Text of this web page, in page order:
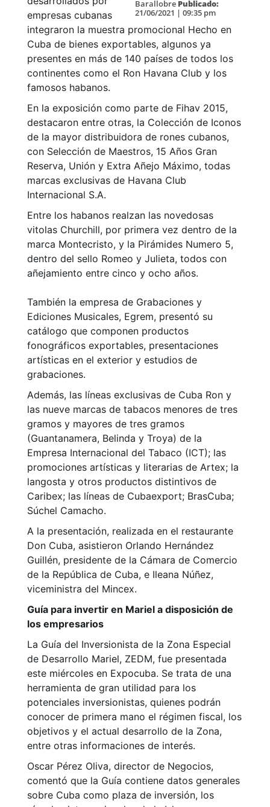
Barallobre Publicado:
21/06/2021 | 09:35 pm
empresas cubanas
integraron la muestra promocional Hecho en
Cuba de bienes exportables, algunos ya
presentes en más de 140 países de todos los
continentes como el Ron Havana Club y los
famosos habanos.
En la exposición como parte de Fihav 2015,
destacaron entre otras, la Colección de Iconos
de la mayor distribuidora de rones cubanos,
con Selección de Maestros, 15 Años Gran
Reserva, Unión y Extra Añejo Máximo, todas
marcas exclusivas de Havana Club
Internacional S.A.
Entre los habanos realzan las novedosas
vitolas Churchill, por primera vez dentro de la
marca Montecristo, y la Pirámides Numero 5,
dentro del sello Romeo y Julieta, todos con
añejamiento entre cinco y ocho años.
También la empresa de Grabaciones y
Ediciones Musicales, Egrem, presentó su
catálogo que componen productos
fonográficos exportables, presentaciones
artísticas en el exterior y estudios de
grabaciones.
Además, las líneas exclusivas de Cuba Ron y
las nueve marcas de tabacos menores de tres
gramos y mayores de tres gramos
(Guantanamera, Belinda y Troya) de la
Empresa Internacional del Tabaco (ICT); las
promociones artísticas y literarias de Artex; la
langosta y otros productos distintivos de
Caribex; las líneas de Cubaexport; BrasCuba;
Súchel Camacho.
A la presentación, realizada en el restaurante
Don Cuba, asistieron Orlando Hernández
Guillén, presidente de la Cámara de Comercio
de la República de Cuba, e Ileana Núñez,
viceministra del Mincex.
Guía para invertir en Mariel a disposición de
los empresarios
La Guía del Inversionista de la Zona Especial
de Desarrollo Mariel, ZEDM, fue presentada
este miércoles en Expocuba. Se trata de una
herramienta de gran utilidad para los
potenciales inversionistas, quienes podrán
conocer de primera mano el régimen fiscal, los
objetivos y el actual desarrollo de la Zona,
entre otras informaciones de interés.
Oscar Pérez Oliva, director de Negocios,
comentó que la Guía contiene datos generales
sobre Cuba como plaza de inversión, los